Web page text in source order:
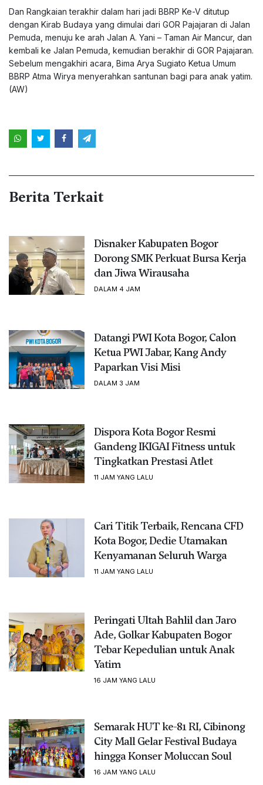
Dan Rangkaian terakhir dalam hari jadi BBRP Ke-V ditutup
dengan Kirab Budaya yang dimulai dari GOR Pajajaran di Jalan
Pemuda, menuju ke arah Jalan A. Yani – Taman Air Mancur, dan
kembali ke Jalan Pemuda, kemudian berakhir di GOR Pajajaran.
Sebelum mengakhiri acara, Bima Arya Sugiato Ketua Umum
BBRP Atma Wirya menyerahkan santunan bagi para anak yatim.
(AW)
Berita Terkait
Disnaker Kabupaten Bogor
Dorong SMK Perkuat Bursa Kerja
dan Jiwa Wirausaha
DALAM 4 JAM
Datangi PWI Kota Bogor, Calon
Ketua PWI Jabar, Kang Andy
Paparkan Visi Misi
DALAM 3 JAM
Dispora Kota Bogor Resmi
Gandeng IKIGAI Fitness untuk
Tingkatkan Prestasi Atlet
11 JAM YANG LALU
Cari Titik Terbaik, Rencana CFD
Kota Bogor, Dedie Utamakan
Kenyamanan Seluruh Warga
11 JAM YANG LALU
Peringati Ultah Bahlil dan Jaro
Ade, Golkar Kabupaten Bogor
Tebar Kepedulian untuk Anak
Yatim
16 JAM YANG LALU
Semarak HUT ke-81 RI, Cibinong
City Mall Gelar Festival Budaya
hingga Konser Moluccan Soul
16 JAM YANG LALU